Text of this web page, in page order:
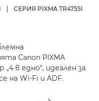
СЕРИЯ PIXMA TR4755I
Canon PIXMA
в едно“, идеален за
на Wi-Fi и ADF.